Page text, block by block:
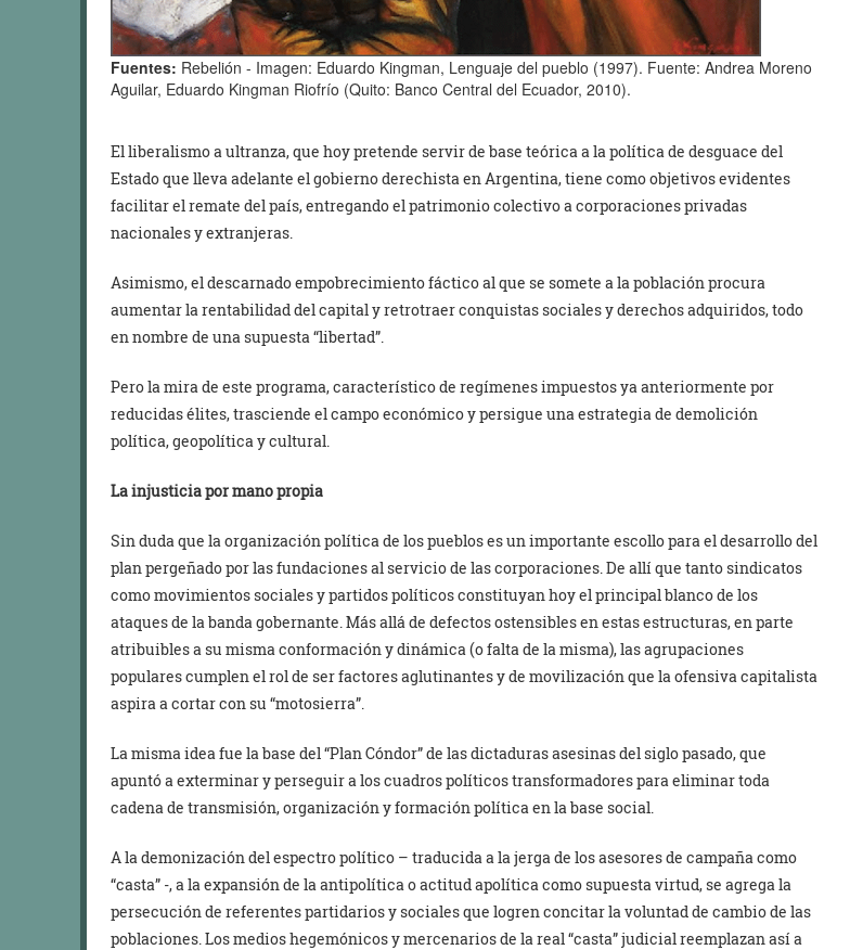
Fuentes: Rebelión - Imagen: Eduardo Kingman, Lenguaje del pueblo (1997). Fuente: Andrea Moreno
Aguilar, Eduardo Kingman Riofrío (Quito: Banco Central del Ecuador, 2010).
El liberalismo a ultranza, que hoy pretende servir de base teórica a la política de desguace del
Estado que lleva adelante el gobierno derechista en Argentina, tiene como objetivos evidentes
facilitar el remate del país, entregando el patrimonio colectivo a corporaciones privadas
nacionales y extranjeras.
Asimismo, el descarnado empobrecimiento fáctico al que se somete a la población procura
aumentar la rentabilidad del capital y retrotraer conquistas sociales y derechos adquiridos, todo
en nombre de una supuesta “libertad”.
Pero la mira de este programa, característico de regímenes impuestos ya anteriormente por
reducidas élites, trasciende el campo económico y persigue una estrategia de demolición
política, geopolítica y cultural.
La injusticia por mano propia
Sin duda que la organización política de los pueblos es un importante escollo para el desarrollo del
plan pergeñado por las fundaciones al servicio de las corporaciones. De allí que tanto sindicatos
como movimientos sociales y partidos políticos constituyan hoy el principal blanco de los
ataques de la banda gobernante. Más allá de defectos ostensibles en estas estructuras, en parte
atribuibles a su misma conformación y dinámica (o falta de la misma), las agrupaciones
populares cumplen el rol de ser factores aglutinantes y de movilización que la ofensiva capitalista
aspira a cortar con su “motosierra”.
La misma idea fue la base del “Plan Cóndor” de las dictaduras asesinas del siglo pasado, que
apuntó a exterminar y perseguir a los cuadros políticos transformadores para eliminar toda
cadena de transmisión, organización y formación política en la base social.
A la demonización del espectro político – traducida a la jerga de los asesores de campaña como
“casta” -, a la expansión de la antipolítica o actitud apolítica como supuesta virtud, se agrega la
persecución de referentes partidarios y sociales que logren concitar la voluntad de cambio de las
poblaciones. Los medios hegemónicos y mercenarios de la real “casta” judicial reemplazan así a